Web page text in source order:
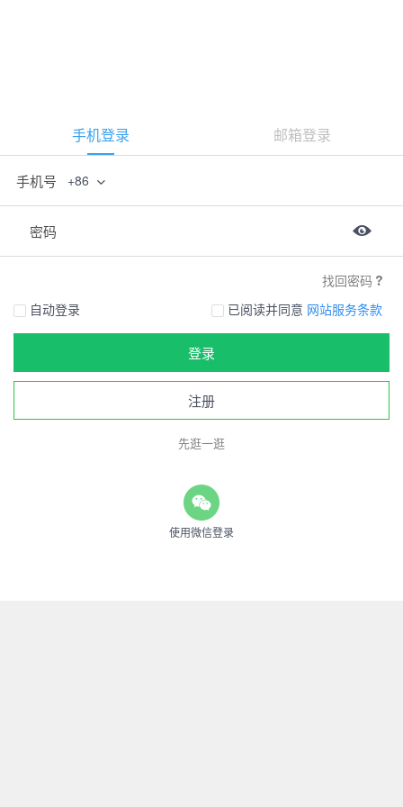
手机登录 邮箱登录
手机号 +86
密码
找回密码
自动登录
已阅读并同意 网站服务条款
登录
注册
先逛一逛
使用微信登录